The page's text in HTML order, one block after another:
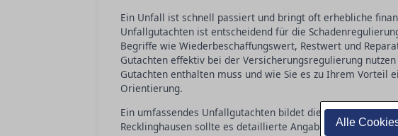
Alle
Ein Unfall ist schnell passiert und bringt oft erhebliche
Unfallgutachten ist entscheidend für die
Begriffe wie Wiederbeschaffungswert, Restwert und
Gutachten effektiv bei der Versicherungsregulierung
Gutachten enthalten muss und wie Sie es zu Ihrem Vorteil
Orientierung.
Ein umfassendes Unfallgutachten bildet die Basis für eine
Recklinghausen sollte es detaillierte Angaben zum